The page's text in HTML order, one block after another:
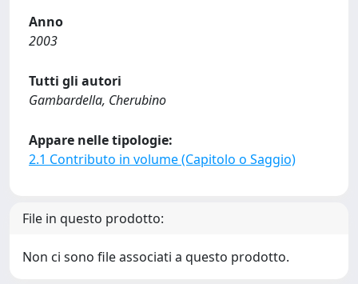
Anno
2003
Tutti gli autori
Gambardella, Cherubino
Appare nelle tipologie:
2.1 Contributo in volume (Capitolo o Saggio)
File in questo prodotto:
Non ci sono file associati a questo prodotto.